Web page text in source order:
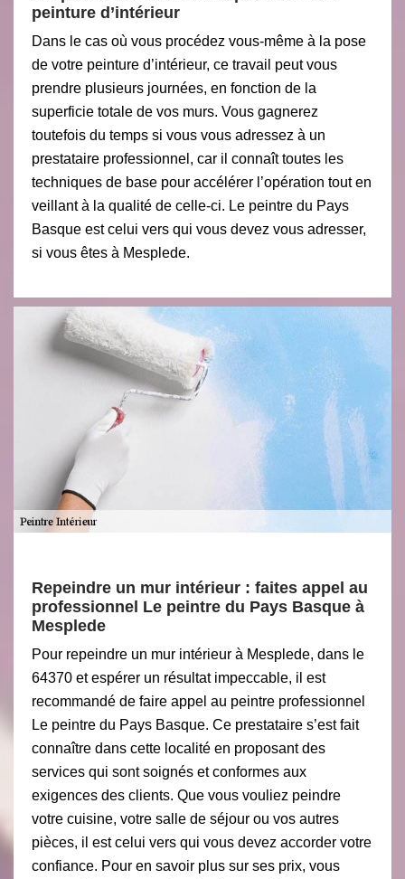
peinture d’intérieur
Dans le cas où vous procédez vous-même à la pose
de votre peinture d’intérieur, ce travail peut vous
prendre plusieurs journées, en fonction de la
superficie totale de vos murs. Vous gagnerez
toutefois du temps si vous vous adressez à un
prestataire professionnel, car il connaît toutes les
techniques de base pour accélérer l’opération tout en
veillant à la qualité de celle-ci. Le peintre du Pays
Basque est celui vers qui vous devez vous adresser,
si vous êtes à Mesplede.
Repeindre un mur intérieur : faites appel au
professionnel Le peintre du Pays Basque à
Mesplede
Pour repeindre un mur intérieur à Mesplede, dans le
64370 et espérer un résultat impeccable, il est
recommandé de faire appel au peintre professionnel
Le peintre du Pays Basque. Ce prestataire s’est fait
connaître dans cette localité en proposant des
services qui sont soignés et conformes aux
exigences des clients. Que vous vouliez peindre
votre cuisine, votre salle de séjour ou vos autres
pièces, il est celui vers qui vous devez accorder votre
confiance. Pour en savoir plus sur ses prix, vous